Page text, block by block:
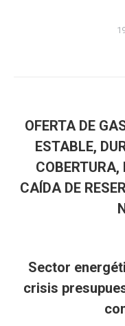
entre
OFERTA DE
ESTABLE,
COBERTURA,
CAÍDA DE
Sector
crisis